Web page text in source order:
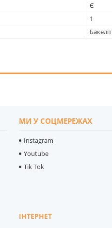
Є
1
Бакеліт
МИ У СОЦМЕРЕЖАХ
Instagram
Youtube
Tik Tok